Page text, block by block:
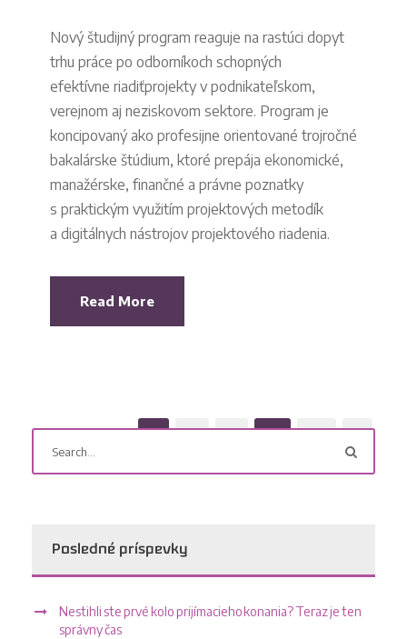
Nový študijný program reaguje na rastúci dopyt
trhu práce po odborníkoch schopných
efektívne riadiťprojekty v podnikateľskom,
verejnom aj neziskovom sektore. Program je
koncipovaný ako profesijne orientované trojročné
bakalárske štúdium, ktoré prepája ekonomické,
manažérske, finančné a právne poznatky
s praktickým využitím projektových metodík
a digitálnych nástrojov projektového riadenia.
Read More
Posledné príspevky
Nestihli ste prvé kolo prijímacieho konania? Teraz je ten
správny čas